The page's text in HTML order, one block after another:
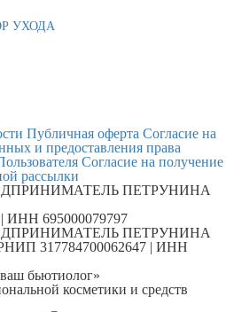
УХОДА
Публичная оферта Согласие на
и предоставления права
Согласие на получение
рассылки
ПЕТРУНИНА
ИНН 695000079797
ПЕТРУНИНА
317784700062647 | ИНН
бьютиолог»
косметики и средств